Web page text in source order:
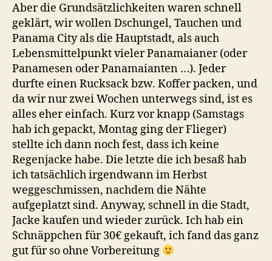
Aber die Grundsätzlichkeiten waren schnell
geklärt, wir wollen Dschungel, Tauchen und
Panama City als die Hauptstadt, als auch
Lebensmittelpunkt vieler Panamaianer (oder
Panamesen oder Panamaianten …). Jeder
durfte einen Rucksack bzw. Koffer packen, und
da wir nur zwei Wochen unterwegs sind, ist es
alles eher einfach. Kurz vor knapp (Samstags
hab ich gepackt, Montag ging der Flieger)
stellte ich dann noch fest, dass ich keine
Regenjacke habe. Die letzte die ich besaß hab
ich tatsächlich irgendwann im Herbst
weggeschmissen, nachdem die Nähte
aufgeplatzt sind. Anyway, schnell in die Stadt,
Jacke kaufen und wieder zurück. Ich hab ein
Schnäppchen für 30€ gekauft, ich fand das ganz
gut für so ohne Vorbereitung